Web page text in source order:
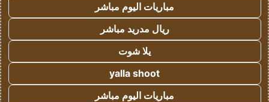
مباريات اليوم مباشر
ريال مدريد مباشر
يلا شوت
yalla shoot
مباريات اليوم مباشر